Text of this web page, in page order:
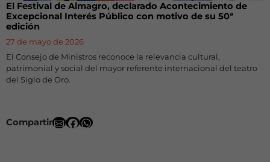
El Festival de Almagro, declarado Acontecimiento de
Excepcional Interés Público con motivo de su 50ª
edición
27 de mayo de 2026
El Consejo de Ministros reconoce la relevancia cultural,
patrimonial y social del mayor referente internacional del teatro
del Siglo de Oro.
Compartir